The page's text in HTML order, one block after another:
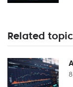
Related